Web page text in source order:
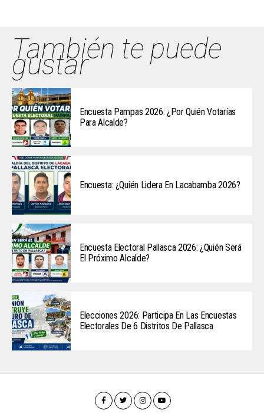
También te puede
gustar
Encuesta Pampas 2026: ¿Por Quién Votarías
Para Alcalde?
Encuesta: ¿Quién Lidera En Lacabamba 2026?
Encuesta Electoral Pallasca 2026: ¿Quién Será
El Próximo Alcalde?
Elecciones 2026: Participa En Las Encuestas
Electorales De 6 Distritos De Pallasca